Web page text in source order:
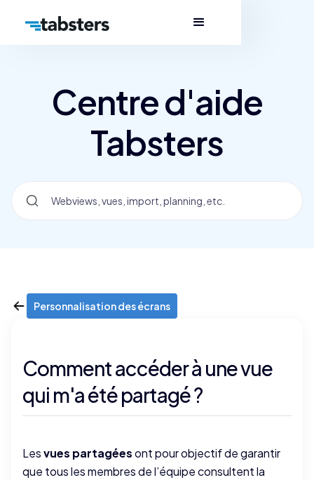
Centre d'aide
Tabsters
Personnalisation des écrans
Comment accéder à une vue
qui m'a été partagé ?
Lesvues partagéesont pour objectif de garantir
que tous les membres de l’équipe consultent la